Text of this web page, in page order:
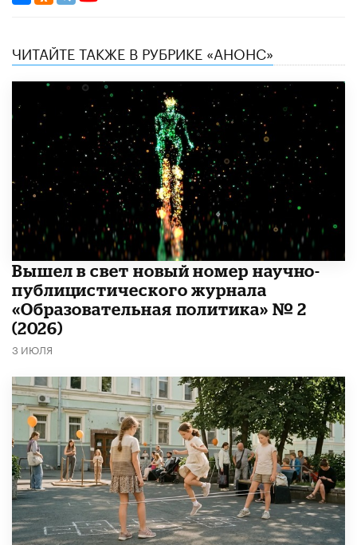
ЧИТАЙТЕ ТАКЖЕ В РУБРИКЕ «АНОНС»
Вышел в свет новый номер научно-
публицистического журнала
«Образовательная политика» № 2
(2026)
3 ИЮЛЯ